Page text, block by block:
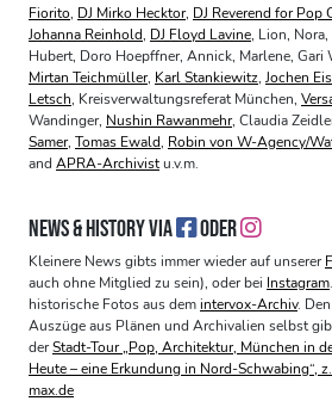
Fiorito, DJ Mirko Hecktor, DJ Reverend for Pop
Johanna Reinhold, DJ Floyd Lavine, Lion,
Hubert, Doro Hoepffner, Annick, Marlene, Gari
Mirtan Teichmüller, Karl Stankiewitz, Jochen
Letsch, Kreisverwaltungsreferat München,
Wandinger, Nushin Rawanmehr, Claudia
Samer, Tomas Ewald, Robin von W-Agency/
and APRA-Archivistu.v.m.
NEWS & HISTORY VIA ODER
Kleinere News gibts immer wieder auf unserer
auch ohne Mitglied zu sein), oder bei Instagram
historische Fotos aus demintervox-Archiv.
Auszüge aus Plänen und Archivalien selbst
derStadt-Tour „Pop, Architektur, München in
Heute – eine Erkundung in Nord-Schwabing“,
max.de